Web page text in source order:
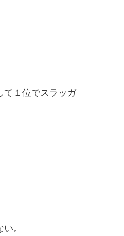
て１位でスラッガ
。